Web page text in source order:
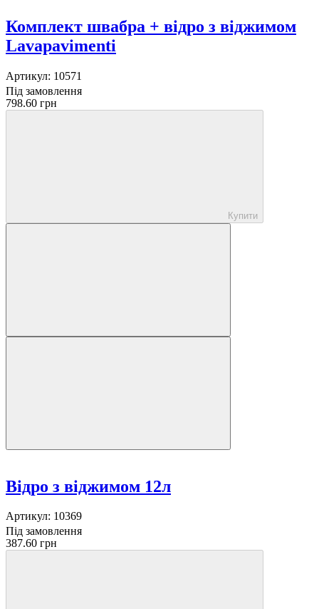
Комплект швабра + відро з віджимом
Lavapavimenti
Артикул: 10571
Під замовлення
798.60 грн
Купити
Відро з віджимом 12л
Артикул: 10369
Під замовлення
387.60 грн